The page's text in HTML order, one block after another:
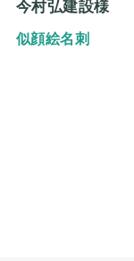
今村弘建設様
似顔絵名刺